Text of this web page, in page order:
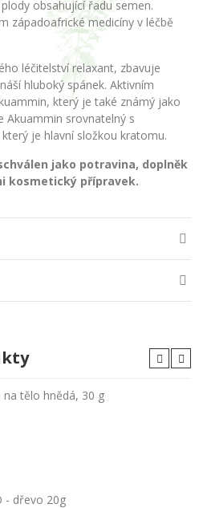
obsahující řadu semen.
západoafrické medicíny v léčbě
léčitelství relaxant, zbavuje
hluboký spánek. Aktivním
který je také známý jako
Akuammin srovnatelný s
je hlavní složkou kratomu.
jako potravina, doplněk
kosmetický přípravek.
na tělo hnědá, 30 g
- dřevo 20g